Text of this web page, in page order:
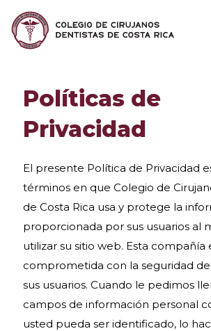
Políticas de
Privacidad
El presente Política de Privacidad
términos en que Colegio de
de Costa Rica usa y protege la
proporcionada por sus usuarios al
utilizar su sitio web. Esta compañía
comprometida con la seguridad
sus usuarios. Cuando le pedimos
campos de información personal
usted pueda ser identificado, lo